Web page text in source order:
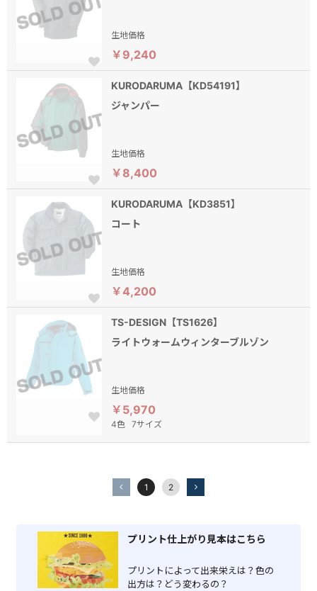
生地価格
￥9,240
KURODARUMA【KD54191】
ジャンパー
生地価格
￥8,400
KURODARUMA【KD3851】
コート
生地価格
￥4,200
TS-DESIGN【TS1626】
ライトウォームウィンターブルゾン
生地価格
￥5,970
4色 7サイズ
1 2
プリント仕上がり見本はこちら
プリントによって出来栄えは？色の
出方は？どう変わるの？